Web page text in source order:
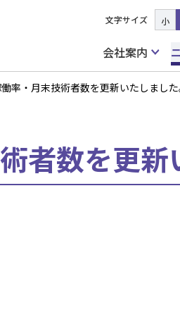
文字サイズ 小
会社案内
率・月末技術者数を更新いたしました
者数を更新